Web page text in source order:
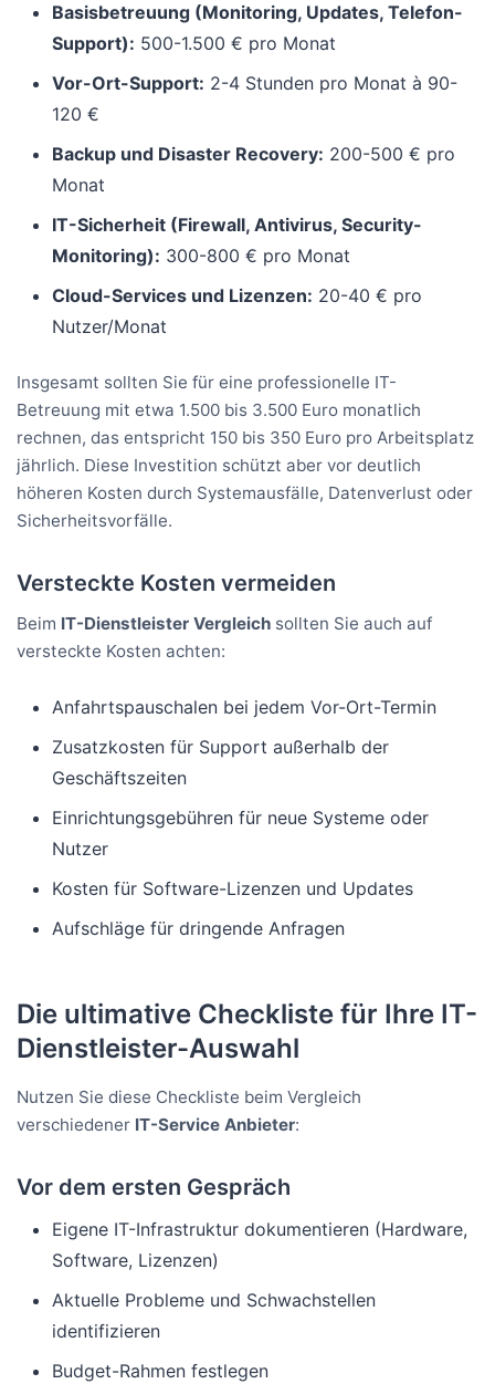
Basisbetreuung (Monitoring, Updates, Telefon-
Support): 500-1.500 € pro Monat
Vor-Ort-Support: 2-4 Stunden pro Monat à 90-
120 €
Backup und Disaster Recovery: 200-500 € pro
Monat
IT-Sicherheit (Firewall, Antivirus, Security-
Monitoring): 300-800 € pro Monat
Cloud-Services und Lizenzen: 20-40 € pro
Nutzer/Monat
Insgesamt sollten Sie für eine professionelle IT-
Betreuung mit etwa 1.500 bis 3.500 Euro monatlich
rechnen, das entspricht 150 bis 350 Euro pro Arbeitsplatz
jährlich. Diese Investition schützt aber vor deutlich
höheren Kosten durch Systemausfälle, Datenverlust oder
Sicherheitsvorfälle.
Versteckte Kosten vermeiden
Beim IT-Dienstleister Vergleich sollten Sie auch auf
versteckte Kosten achten:
Anfahrtspauschalen bei jedem Vor-Ort-Termin
Zusatzkosten für Support außerhalb der
Geschäftszeiten
Einrichtungsgebühren für neue Systeme oder
Nutzer
Kosten für Software-Lizenzen und Updates
Aufschläge für dringende Anfragen
Die ultimative Checkliste für Ihre IT-
Dienstleister-Auswahl
Nutzen Sie diese Checkliste beim Vergleich
verschiedener IT-Service Anbieter:
Vor dem ersten Gespräch
Eigene IT-Infrastruktur dokumentieren (Hardware,
Software, Lizenzen)
Aktuelle Probleme und Schwachstellen
identifizieren
Budget-Rahmen festlegen